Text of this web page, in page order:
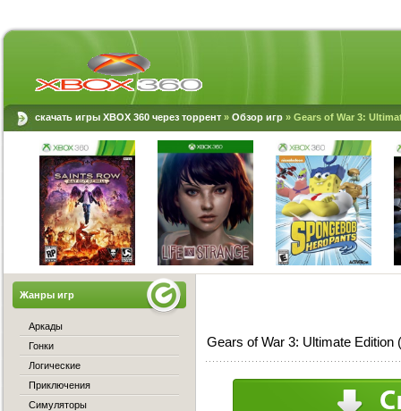
скачать игры XBOX 360 через торрент » Обзор игр » Gears of War 3:
Gears of War 3: Ultimate Edition
Жанры игр
Аркады
Гонки
Логические
Приключения
Симуляторы